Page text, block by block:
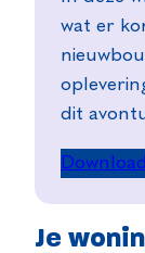
wat er
dit
Je